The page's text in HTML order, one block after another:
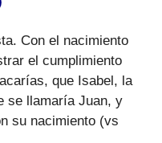
Con el nacimiento
el cumplimiento
que Isabel, la
se llamaría Juan, y
su nacimiento (vs